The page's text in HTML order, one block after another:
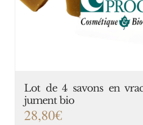
Lot de 4 savons en
jument bio
28,80€